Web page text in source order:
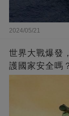
2024/05/21
世界大戰爆發
護國家安全嗎